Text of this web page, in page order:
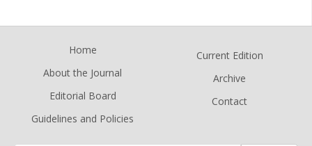
Home
About the Journal
Editorial Board
Guidelines and Policies
Current Edition
Archive
Contact